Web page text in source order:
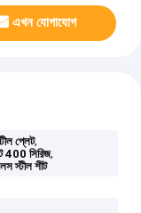
এখন যোগাযোগ
প্লেট,
400 সিরিজ,
স্টীল শীট